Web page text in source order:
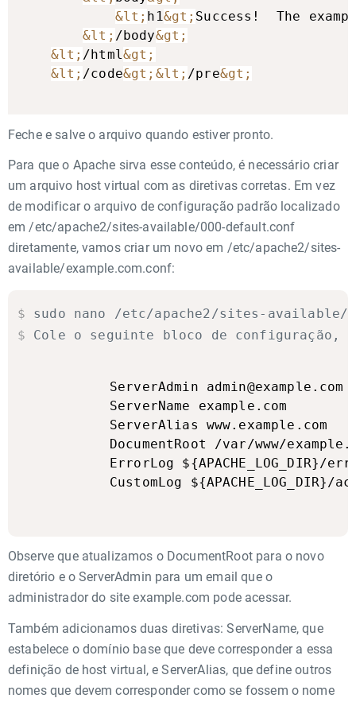
&lt; h1&gt; Success!  The
&lt; /body&gt;
&lt; /html &gt;
&lt; /code&gt; &lt; /pre&gt;
Feche e salve o arquivo quando estiver pronto.
Para que o Apache sirva esse conteúdo, é necessário criar
um arquivo host virtual com as diretivas corretas. Em vez
de modificar o arquivo de configuração padrão localizado
em /etc/apache2/sites-available/000-default.conf
diretamente, vamos criar um novo em /etc/apache2/sites-
available/example.com.conf:
$
$
sudo nano /etc/apache2/sites-available/
Cole o seguinte bloco de configuração,
    ServerAdmin admin@example.com
    ServerName example.com
    ServerAlias www.example.com
DocumentRoot /var/www/
ErrorLog ${APACHE_LOG_DIR}/
CustomLog ${APACHE_LOG_DIR}/
Observe que atualizamos o DocumentRoot para o novo
diretório e o ServerAdmin para um email que o
administrador do site example.com pode acessar.
Também adicionamos duas diretivas: ServerName, que
estabelece o domínio base que deve corresponder a essa
definição de host virtual, e ServerAlias, que define outros
nomes que devem corresponder como se fossem o nome